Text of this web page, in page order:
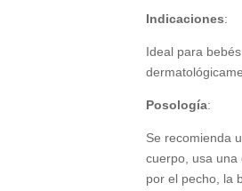
Indicaciones:
Ideal para
Posología:
Se recomienda
cuerpo, usa una
por el pecho, la